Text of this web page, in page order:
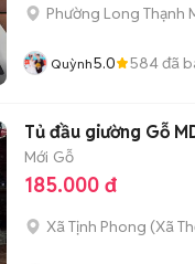
Phường Long Thạnh
Quỳnh5.0 584đã
Tủ đầu giường Gỗ
Mới Gỗ
185.000 đ
Xã Tịnh Phong (Xã